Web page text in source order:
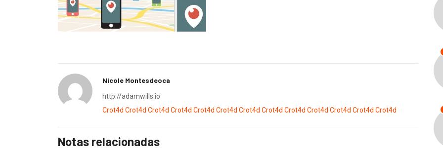
Nicole Montesdeoca
http://adamwills.io
Crot4d Crot4d Crot4d Crot4d Crot4d Crot4d Crot4d Crot4d Crot4d Crot4d Crot4d Crot4d Crot4d
Notas relacionadas